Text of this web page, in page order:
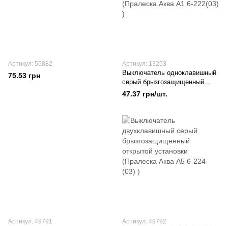
Артикул: 55882
75.53 грн
Артикул: 13253
Выключатель одноклавишный
серый брызгозащищенный
открытой установки (Пралеска
Аква А1 6-222(03) )
47.37 грн/шт.
Артикул: 49791 Артикул: 49792